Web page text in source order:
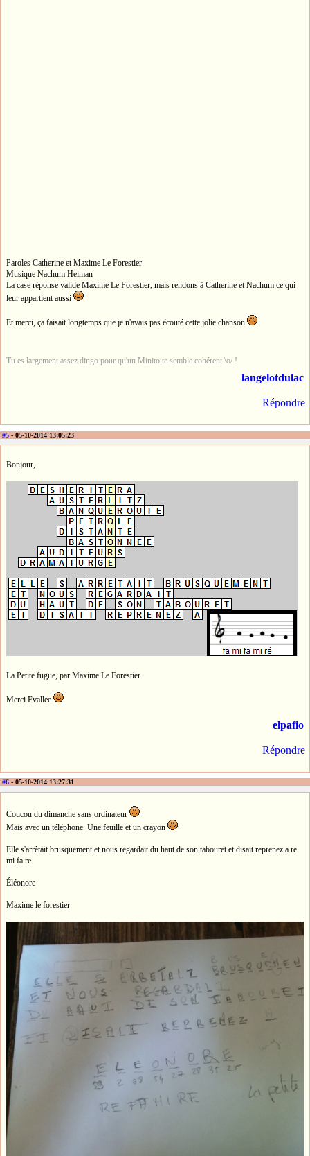
Paroles Catherine et Maxime Le Forestier
Musique Nachum Heiman
La case réponse valide Maxime Le Forestier, mais rendons à Catherine et Nachum ce qui
leur appartient aussi
Et merci, ça faisait longtemps que je n'avais pas écouté cette jolie chanson
Tu es largement assez dingo pour qu'un Minito te semble cohérent \o/ !
langelotdulac
Répondre
#5 - 05-10-2014 13:05:23
Bonjour,
La Petite fugue, par Maxime Le Forestier.
Merci Fvallee
elpafio
Répondre
#6 - 05-10-2014 13:27:31
Coucou du dimanche sans ordinateur
Mais avec un téléphone. Une feuille et un crayon
Elle s'arrêtait brusquement et nous regardait du haut de son tabouret et disait reprenez a re
mi fa re
Éléonore
Maxime le forestier